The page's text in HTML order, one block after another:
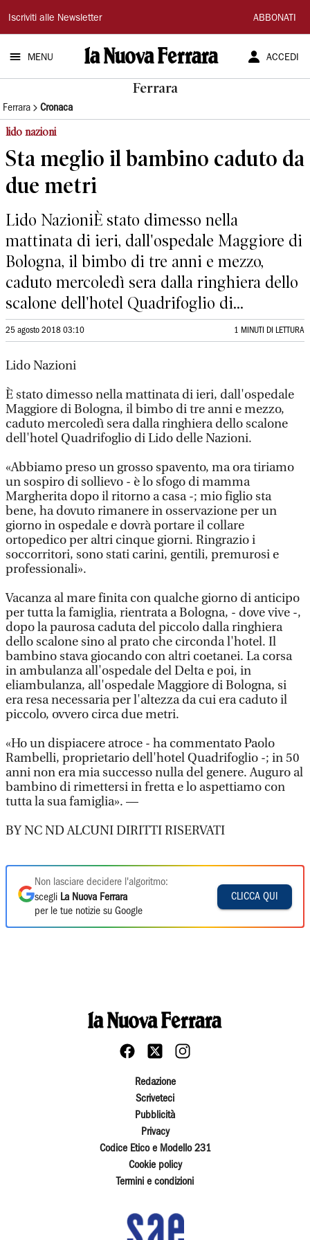
La
Nuova
Ferrara
Iscriviti alle Newsletter ABBONATI
MENU ACCEDI
Ferrara
Ferrara Cronaca
lido nazioni
Sta meglio il bambino caduto da
due metri
Lido NazioniÈ stato dimesso nella
mattinata di ieri, dall'ospedale Maggiore di
Bologna, il bimbo di tre anni e mezzo,
caduto mercoledì sera dalla ringhiera dello
scalone dell'hotel Quadrifoglio di...
25 agosto 2018 03:10 1 MINUTI DI LETTURA
Lido Nazioni
È stato dimesso nella mattinata di ieri, dall'ospedale
Maggiore di Bologna, il bimbo di tre anni e mezzo,
caduto mercoledì sera dalla ringhiera dello scalone
dell'hotel Quadrifoglio di Lido delle Nazioni.
«Abbiamo preso un grosso spavento, ma ora tiriamo
un sospiro di sollievo - è lo sfogo di mamma
Margherita dopo il ritorno a casa -; mio figlio sta
bene, ha dovuto rimanere in osservazione per un
giorno in ospedale e dovrà portare il collare
ortopedico per altri cinque giorni. Ringrazio i
soccorritori, sono stati carini, gentili, premurosi e
professionali».
Vacanza al mare finita con qualche giorno di anticipo
per tutta la famiglia, rientrata a Bologna, - dove vive -,
dopo la paurosa caduta del piccolo dalla ringhiera
dello scalone sino al prato che circonda l'hotel. Il
bambino stava giocando con altri coetanei. La corsa
in ambulanza all'ospedale del Delta e poi, in
eliambulanza, all'ospedale Maggiore di Bologna, si
era resa necessaria per l'altezza da cui era caduto il
piccolo, ovvero circa due metri.
«Ho un dispiacere atroce - ha commentato Paolo
Rambelli, proprietario dell'hotel Quadrifoglio -; in 50
anni non era mia successo nulla del genere. Auguro al
bambino di rimettersi in fretta e lo aspettiamo con
tutta la sua famiglia». —
BY NC ND ALCUNI DIRITTI RISERVATI
Non lasciare decidere l'algoritmo:
scegli La Nuova Ferrara
per le tue notizie su Google
CLICCA QUI
Redazione
Scriveteci
Pubblicità
Privacy
Codice Etico e Modello 231
Cookie policy
Termini e condizioni